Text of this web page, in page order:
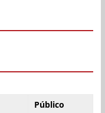
Público